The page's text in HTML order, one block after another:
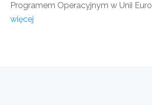
Programem Operacyjnym w Unii
więcej